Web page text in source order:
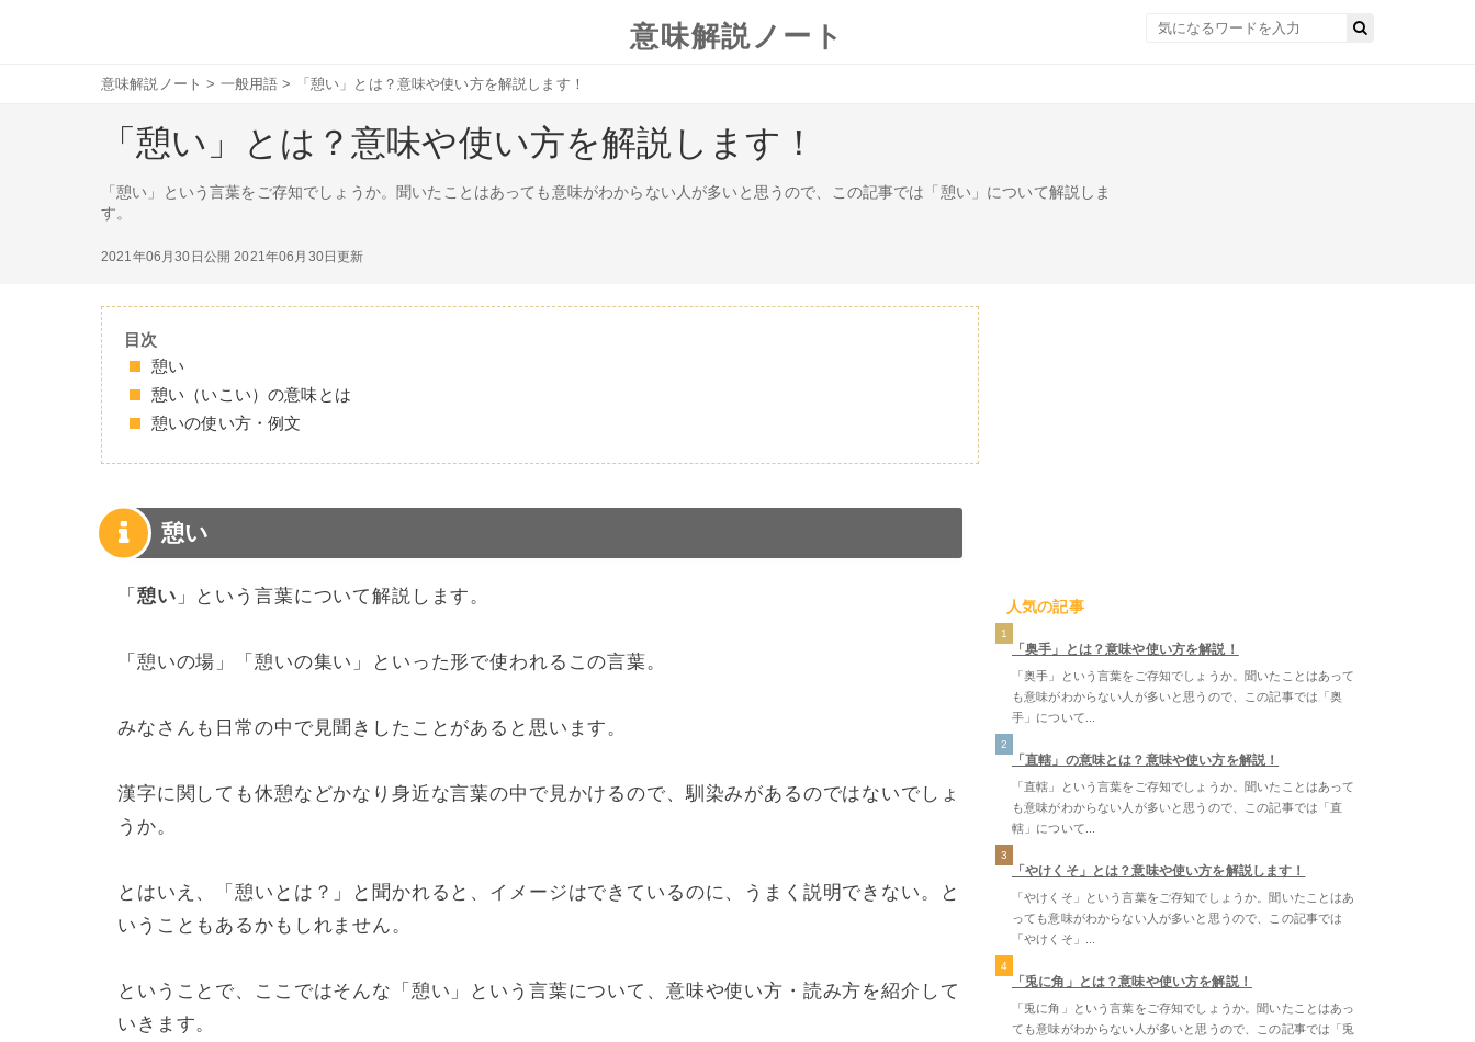
意味解説ノート
意味解説ノート > 一般用語 > 「憩い」とは？意味や使い方を解説します！
「憩い」とは？意味や使い方を解説します！
「憩い」という言葉をご存知でしょうか。聞いたことはあっても意味がわからない人が多いと思うので、この記事では「憩い」について解説しま
す。
2021年06月30日公開 2021年06月30日更新
目次
憩い
憩い（いこい）の意味とは
憩いの使い方・例文
憩い
「 憩い 」という言葉について解説します。
「憩いの場」「憩いの集い」といった形で使われるこの言葉。
みなさんも日常の中で見聞きしたことがあると思います。
漢字に関しても休憩などかなり身近な言葉の中で見かけるので、馴染みがあるのではないでしょ
うか。
とはいえ、「憩いとは？」と聞かれると、イメージはできているのに、うまく説明できない。と
いうこともあるかもしれません。
ということで、ここではそんな「憩い」という言葉について、意味や使い方・読み方を紹介して
いきます。
人気の記事
1
「奥手」とは？意味や使い方を解説！
「奥手」という言葉をご存知でしょうか。聞いたことはあって
も意味がわからない人が多いと思うので、この記事では「奥
手」について...
2
「直轄」の意味とは？意味や使い方を解説！
「直轄」という言葉をご存知でしょうか。聞いたことはあって
も意味がわからない人が多いと思うので、この記事では「直
轄」について...
3
「やけくそ」とは？意味や使い方を解説します！
「やけくそ」という言葉をご存知でしょうか。聞いたことはあ
っても意味がわからない人が多いと思うので、この記事では
「やけくそ」...
4
「兎に角」とは？意味や使い方を解説！
「兎に角」という言葉をご存知でしょうか。聞いたことはあっ
ても意味がわからない人が多いと思うので、この記事では「兎